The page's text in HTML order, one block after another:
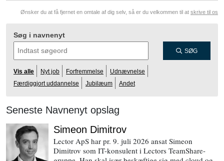
Ønsker du at få fjernet en omtale af dig selv, så er du velkommen til at skrive til os
Søg i navnenyt
SØG
Vis alle Nyt job Forfremmelse
Udnævnelse
Færdiggjort uddannelse
Jubilæum Andet
Seneste Navnenyt opslag
Simeon Dimitrov
Lector ApS har pr. 9. juli 2026 ansat Simeon
Dimitrov som IT-konsulent i Lectors TeamShare-